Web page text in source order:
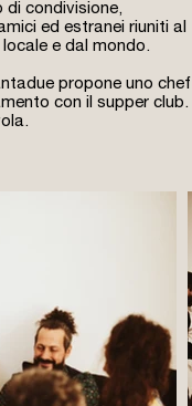
di condivisione,
ed estranei riuniti al
e dal mondo.
propone uno chef
con il supper club.